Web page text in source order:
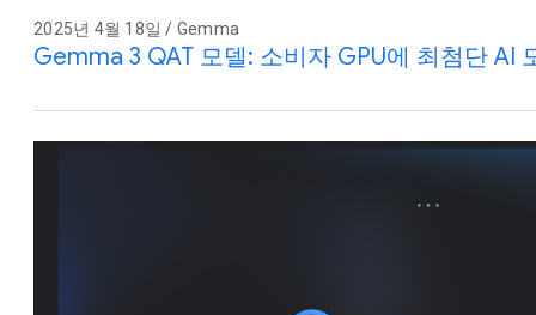
2025년 4월 18일 / Gemma
Gemma 3 QAT 모델: 소비자 GPU에 최첨단 AI